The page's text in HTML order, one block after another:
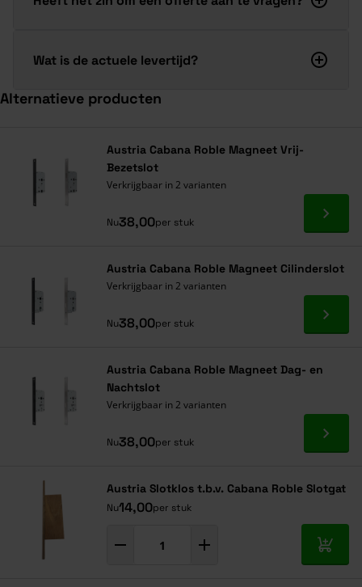
Wat is de actuele levertijd?
Alternatieve producten
Austria Cabana Roble Magneet Vrij-
Bezetslot
Verkrijgbaar in 2 varianten
Nu38,00per stuk Ga
Austria Cabana Roble Magneet Cilinderslot
Verkrijgbaar in 2 varianten
Nu38,00per stuk Ga
Austria Cabana Roble Magneet Dag- en
Nachtslot
Verkrijgbaar in 2 varianten
Nu38,00per stuk Ga
Austria Slotklos t.b.v. Cabana Roble Slotgat
Nu14,00per stuk
In